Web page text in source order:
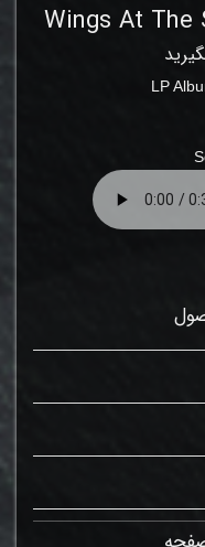
Wings At The
LP